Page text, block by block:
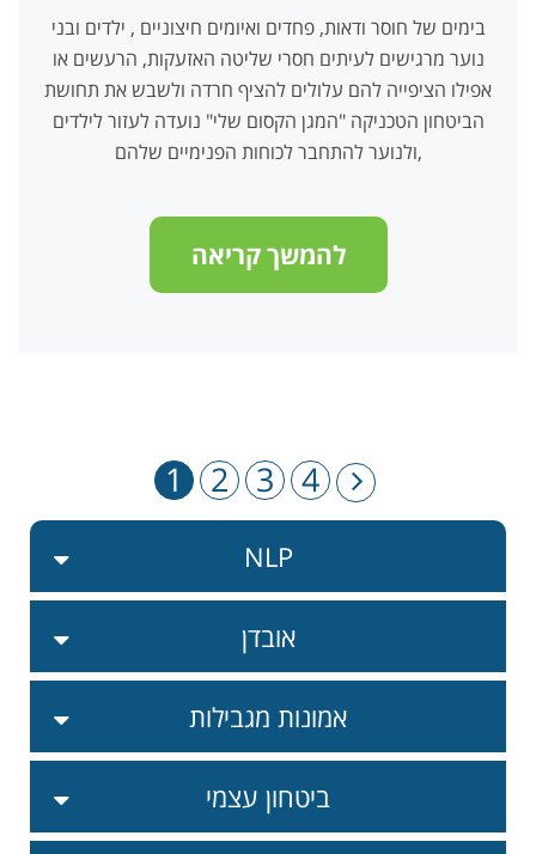
בימים של חוסר ודאות, פחדים ואיומים חיצוניים , ילדים ובני
נוער מרגישים לעיתים חסרי שליטה האזעקות, הרעשים או
אפילו הציפייה להם עלולים להציף חרדה ולשבש את תחושת
הביטחון הטכניקה "המגן הקסום שלי" נועדה לעזור לילדים
ולנוער להתחבר לכוחות הפנימיים שלהם,
להמשך קריאה
1 2 3 4
NLP
אובדן
אמונות מגבילות
ביטחון עצמי